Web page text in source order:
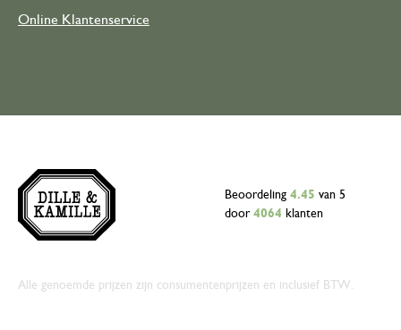
Online Klantenservice
Beoordeling 4.45 van 5
door 4064 klanten
Alle genoemde prijzen zijn consumentenprijzen en inclusief BTW.